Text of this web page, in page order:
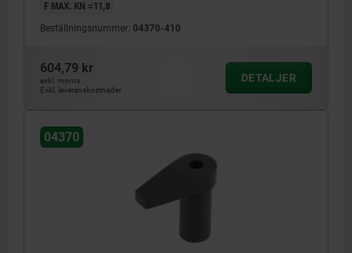
F MAX. KN =11,8
Beställningsnummer: 04370-410
604,79 kr
exkl. moms
Exkl. leveranskostnader
DETALJER
04370